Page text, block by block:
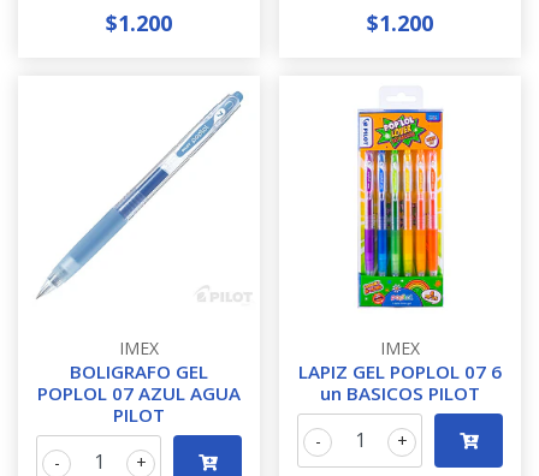
$1.200 $1.200
IMEX
BOLIGRAFO GEL
POPLOL 07 AZUL AGUA
PILOT
+
-
IMEX
LAPIZ GEL POPLOL 07 6
un BASICOS PILOT
+
-